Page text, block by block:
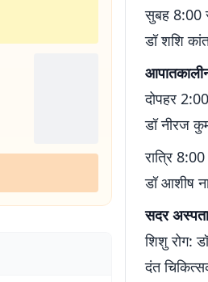
सुबह 8:00
डॉ शशि
दोपहर
डॉ नीरज
रात्रि
डॉ आशीष
सदर
शिशु रोग:
दंत